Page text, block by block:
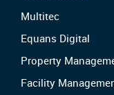
Multitec
Equans Digital
Property
Facility